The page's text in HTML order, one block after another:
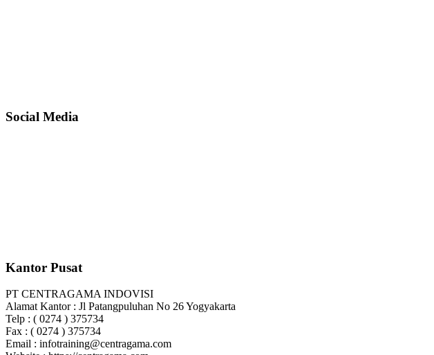
Social Media
Kantor Pusat
PT CENTRAGAMA INDOVISI
Alamat Kantor : Jl Patangpuluhan No 26 Yogyakarta
Telp : ( 0274 ) 375734
Fax : ( 0274 ) 375734
Email : infotraining@centragama.com